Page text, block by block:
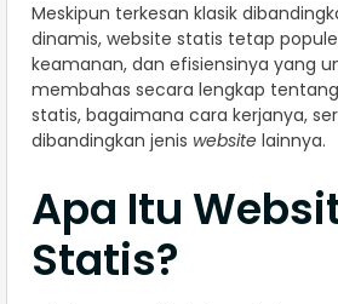
Meskipun terkesan klasik
dinamis, website statis tetap
keamanan, dan efisiensinya yang
membahas secara lengkap
statis, bagaimana cara kerjanya,
dibandingkan jenis website lainnya.
Apa Itu
Statis?